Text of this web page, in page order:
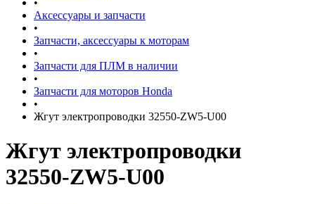
•
Аксессуары и запчасти
•
Запчасти, аксессуары к моторам
•
Запчасти для ПЛМ в наличии
•
Запчасти для моторов Honda
•
Жгут электропроводки 32550-ZW5-U00
Жгут электропроводки
32550-ZW5-U00